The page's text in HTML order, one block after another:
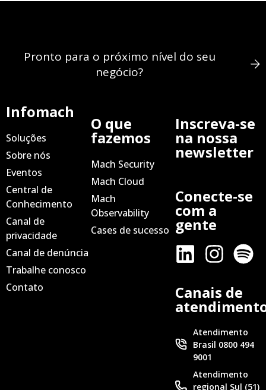
Pronto para o próximo nível do seu
negócio?
Infomach
Soluções
Sobre nós
Eventos
Central de
Conhecimento
Canal de
privacidade
Canal de denúncia
Trabalhe conosco
Contato
O que
fazemos
Mach Security
Mach Cloud
Mach
Observability
Cases de sucesso
Inscreva-se
na nossa
newsletter
Conecte-se
com a
gente
Canais de
Atendimento
Brasil 0800 494
9001
Atendimento
regional Sul (51)